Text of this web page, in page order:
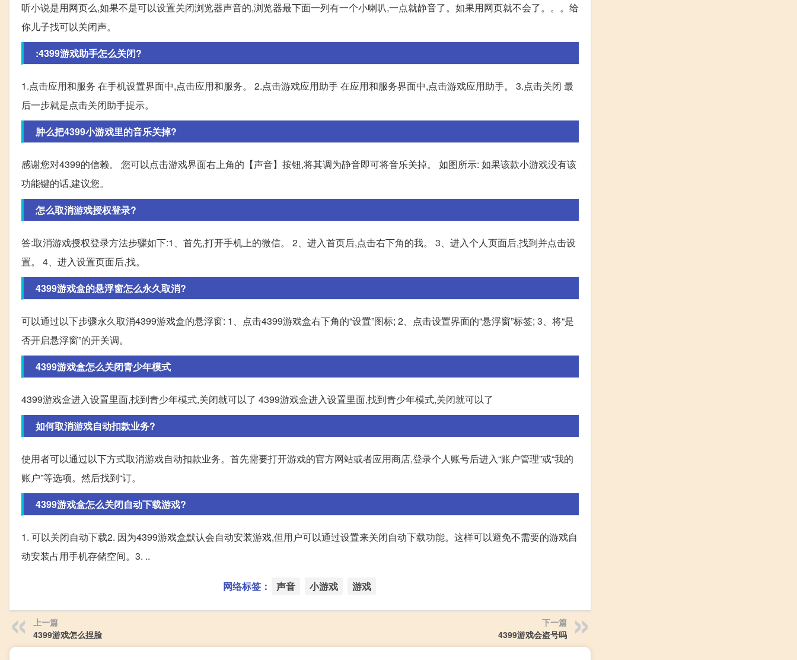
听小说是用网页么,如果不是可以设置关闭浏览器声音的,浏览器最下面一列有一个小喇叭,一点就静音了。如果用网页就不会了。。。给
你儿子找可以关闭声。
:4399游戏助手怎么关闭?
1.点击应用和服务 在手机设置界面中,点击应用和服务。 2.点击游戏应用助手 在应用和服务界面中,点击游戏应用助手。 3.点击关闭 最
后一步就是点击关闭助手提示。
肿么把4399小游戏里的音乐关掉?
感谢您对4399的信赖。 您可以点击游戏界面右上角的【声音】按钮,将其调为静音即可将音乐关掉。 如图所示: 如果该款小游戏没有该
功能键的话,建议您。
怎么取消游戏授权登录?
答:取消游戏授权登录方法步骤如下:1、首先,打开手机上的微信。 2、进入首页后,点击右下角的我。 3、进入个人页面后,找到并点击设
置。 4、进入设置页面后,找。
4399游戏盒的悬浮窗怎么永久取消?
可以通过以下步骤永久取消4399游戏盒的悬浮窗: 1、点击4399游戏盒右下角的“设置”图标; 2、点击设置界面的“悬浮窗”标签; 3、将“是
否开启悬浮窗”的开关调。
4399游戏盒怎么关闭青少年模式
4399游戏盒进入设置里面,找到青少年模式,关闭就可以了 4399游戏盒进入设置里面,找到青少年模式,关闭就可以了
如何取消游戏自动扣款业务?
使用者可以通过以下方式取消游戏自动扣款业务。首先需要打开游戏的官方网站或者应用商店,登录个人账号后进入“账户管理”或“我的
账户”等选项。然后找到“订。
4399游戏盒怎么关闭自动下载游戏?
1. 可以关闭自动下载2. 因为4399游戏盒默认会自动安装游戏,但用户可以通过设置来关闭自动下载功能。这样可以避免不需要的游戏自
动安装占用手机存储空间。3. ..
网络标签： 声音 小游戏 游戏
上一篇
4399游戏怎么捏脸
下一篇
4399游戏会盗号吗